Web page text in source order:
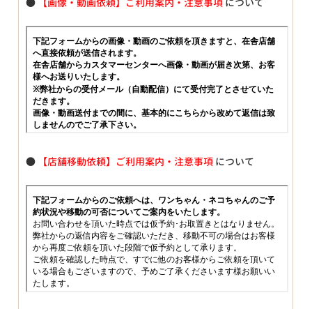
● 【店舗移動依頼】ご利用案内・注意事項 について